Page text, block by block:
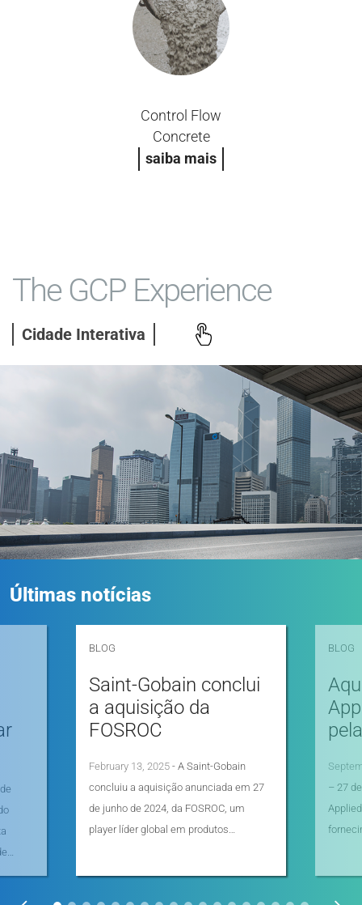
Control Flow
Concrete
saiba mais
The GCP Experience
Cidade Interativa
Últimas notícias
BLOG
Saint-Gobain conclui
a aquisição da
FOSROC
February 13, 2025 - A Saint-Gobain
concluiu a aquisição anunciada em 27
de junho de 2024, da FOSROC, um
player líder global em produtos…
BLOG
– 27